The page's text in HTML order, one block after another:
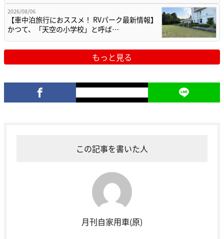
2026/08/06
【車中泊旅行におススメ！ RVパーク最新情報】
かつて、「天空の小学校」と呼ば…
もっと見る
この記事を書いた人
月刊自家用車(原)